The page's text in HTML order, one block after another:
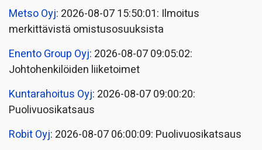
Metso Oyj: 2026-08-07 15:50:01: Ilmoitus
merkittävistä omistusosuuksista
Enento Group Oyj: 2026-08-07 09:05:02:
Johtohenkilöiden liiketoimet
Kuntarahoitus Oyj: 2026-08-07 09:00:20:
Puolivuosikatsaus
Robit Oyj: 2026-08-07 06:00:09: Puolivuosikatsaus